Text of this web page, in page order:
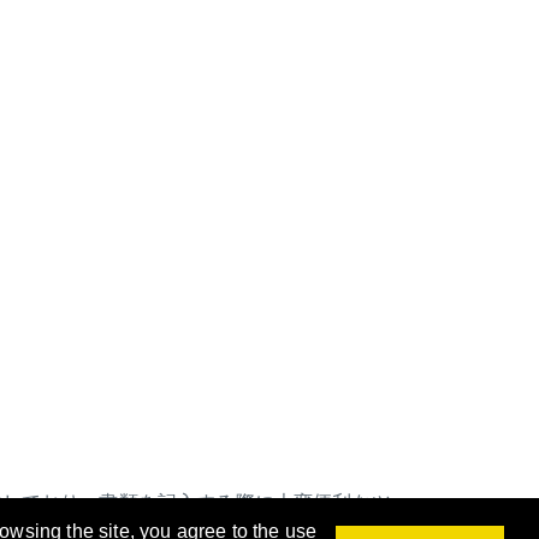
the site, you agree to the use
ており、書類を記入する際に大変便利なツ